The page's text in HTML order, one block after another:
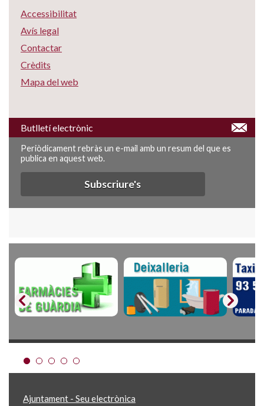
Accessibilitat
Avís legal
Contactar
Crèdits
Mapa del web
Butlletí electrònic
Periòdicament rebràs un e-mail amb un resum del que es
publica en aquest web.
Subscriure's
Ajuntament - Seu electrònica